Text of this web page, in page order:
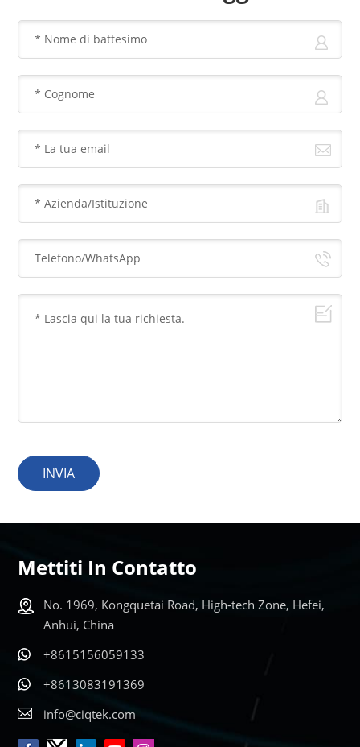
INVIA
Mettiti In Contatto
No. 1969, Kongquetai Road, High-tech Zone, Hefei,
Anhui, China
+8615156059133
+8613083191369
info@ciqtek.com